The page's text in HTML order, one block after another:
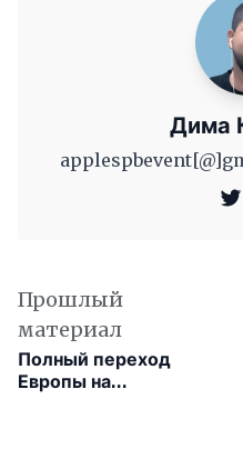
Дима
Прошлый
материал
Полный переход
Европы на